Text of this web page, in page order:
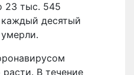
23 тыс. 545
каждый десятый
В течение